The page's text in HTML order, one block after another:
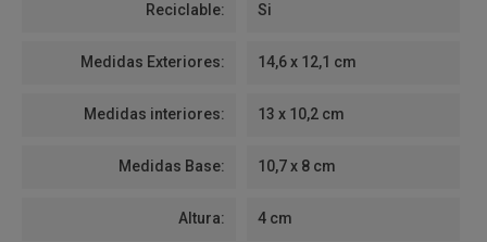
Reciclable: Si
Medidas Exteriores: 14,6 x 12,1 cm
Medidas interiores: 13 x 10,2 cm
Medidas Base: 10,7 x 8 cm
Altura: 4 cm